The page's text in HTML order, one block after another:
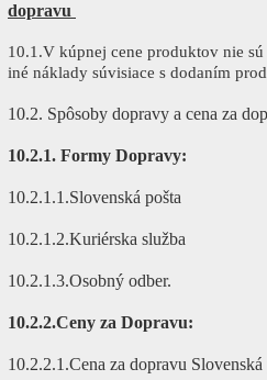
dopravu
10.1.V kúpnej cene produktov nie
iné náklady súvisiace s dodaním
10.2. Spôsoby dopravy a cena za
10.2.1. Formy Dopravy:
10.2.1.1.Slovenská pošta
10.2.1.2.Kuriérska služba
10.2.1.3.Osobný odber.
10.2.2.Ceny za Dopravu:
10.2.2.1.Cena za dopravu